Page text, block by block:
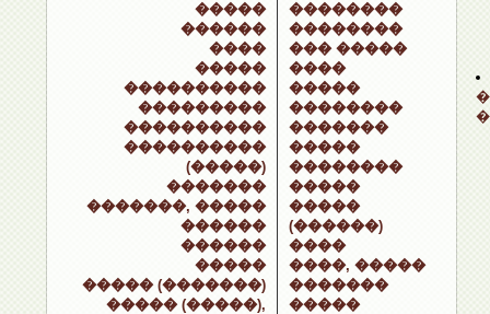
�����
������
����
�����
����������
���������
����������
����������
(�����)
�������
�������, �����
������
������
�����
����� (�������)
����� (�����),
��������
��������
��� �����
����
�����
��������
�������
�����
��������
�����
�����
(������)
����
����, �����
�������
�����